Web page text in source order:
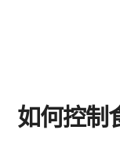
如何控制